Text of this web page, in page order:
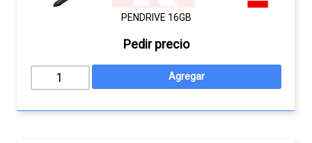
PENDRIVE 16GB
Pedir precio